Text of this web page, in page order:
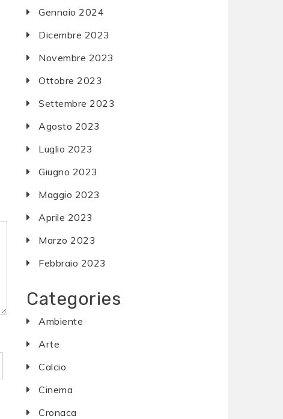
Gennaio 2024
Dicembre 2023
Novembre 2023
Ottobre 2023
Settembre 2023
Agosto 2023
Luglio 2023
Giugno 2023
Maggio 2023
Aprile 2023
Marzo 2023
Febbraio 2023
Categories
Ambiente
Arte
Calcio
Cinema
Cronaca